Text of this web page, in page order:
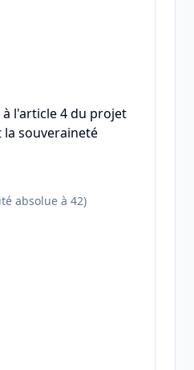
à l'article 4 du projet
souveraineté
absolue à 42)